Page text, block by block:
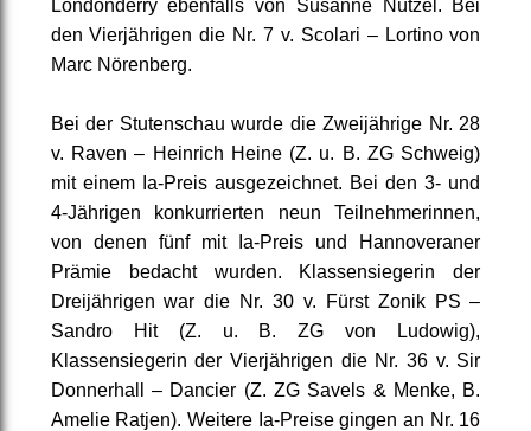
Londonderry ebenfalls von Susanne Nützel. Bei
den Vierjährigen die Nr. 7 v. Scolari – Lortino von
Marc Nörenberg.
Bei der Stutenschau wurde die Zweijährige Nr. 28
v. Raven – Heinrich Heine (Z. u. B. ZG Schweig)
mit einem Ia-Preis ausgezeichnet. Bei den 3- und
4-Jährigen konkurrierten neun Teilnehmerinnen,
von denen fünf mit Ia-Preis und Hannoveraner
Prämie bedacht wurden. Klassensiegerin der
Dreijährigen war die Nr. 30 v. Fürst Zonik PS –
Sandro Hit (Z. u. B. ZG von Ludowig),
Klassensiegerin der Vierjährigen die Nr. 36 v. Sir
Donnerhall – Dancier (Z. ZG Savels & Menke, B.
Amelie Ratjen). Weitere Ia-Preise gingen an Nr. 16